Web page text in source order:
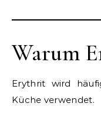
Warum
Erythrit wird
Küche verwendet.